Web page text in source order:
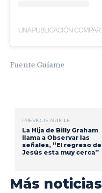
Fuente Guíame
PREVIOUS ARTICLE
La Hija de Billy Graham
llama a Observar las
señales, “El regreso de
Jesús esta muy cerca”
Más noticias